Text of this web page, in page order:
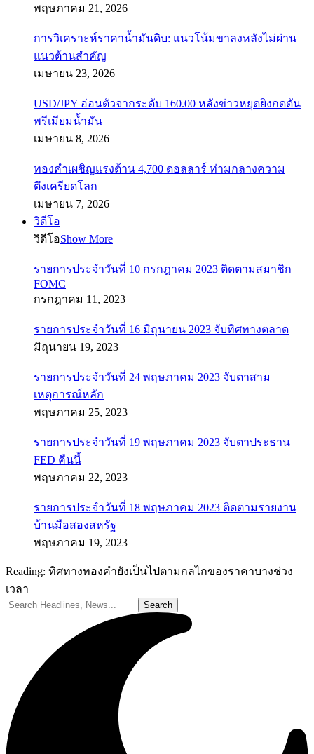
พฤษภาคม 21, 2026
การวิเคราะห์ราคาน้ำมันดิบ: แนวโน้มขาลงหลังไม่ผ่าน
แนวต้านสำคัญ
เมษายน 23, 2026
USD/JPY อ่อนตัวจากระดับ 160.00 หลังข่าวหยุดยิงกดดัน
พรีเมียมน้ำมัน
เมษายน 8, 2026
ทองคำเผชิญแรงต้าน 4,700 ดอลลาร์ ท่ามกลางความ
ตึงเครียดโลก
เมษายน 7, 2026
วิดีโอ
วิดีโอShow More
รายการประจำวันที่ 10 กรกฎาคม 2023 ติดตามสมาชิก
FOMC
กรกฎาคม 11, 2023
รายการประจำวันที่ 16 มิถุนายน 2023 จับทิศทางตลาด
มิถุนายน 19, 2023
รายการประจำวันที่ 24 พฤษภาคม 2023 จับตาสาม
เหตุการณ์หลัก
พฤษภาคม 25, 2023
รายการประจำวันที่ 19 พฤษภาคม 2023 จับตาประธาน
FED คืนนี้
พฤษภาคม 22, 2023
รายการประจำวันที่ 18 พฤษภาคม 2023 ติดตามรายงาน
บ้านมือสองสหรัฐ
พฤษภาคม 19, 2023
Reading: ทิศทางทองคำยังเป็นไปตามกลไกของราคาบางช่วง
เวลา